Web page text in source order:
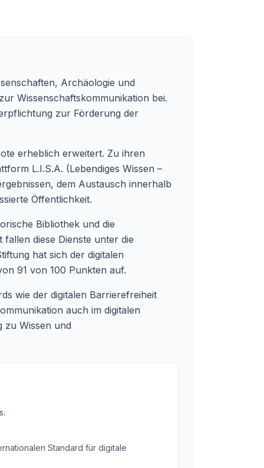
Archäologie und
Wissenschaftskommunikation bei.
zur Förderung der
erheblich erweitert. Zu ihren
L.I.S.A. (Lebendiges Wissen –
dem Austausch innerhalb
Öffentlichkeit.
Bibliothek und die
diese Dienste unter die
hat sich der digitalen
91 von 100 Punkten auf.
wie der digitalen Barrierefreiheit
auch im digitalen
zu Wissen und
.
Standard für digitale